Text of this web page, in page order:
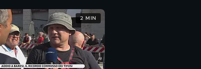
2 MIN